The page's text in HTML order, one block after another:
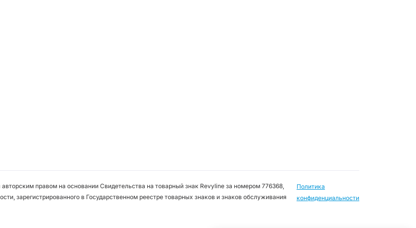
правом на основании Свидетельства на товарный знак Revyline за номером 776368,
зарегистрированного в Государственном реестре товарных знаков и знаков обслуживания
Политика
конфиденциальности